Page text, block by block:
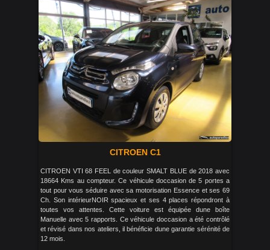
CITROEN C1
CITROEN VTI 68 FEEL de couleur SMALT BLUE de 2018 avec
18664 Kms au compteur. Ce véhicule doccasion de 5 portes a
tout pour vous séduire avec sa motorisation Essence et ses 69
Ch. Son intérieurNOIR spacieux et ses 4 places répondront à
toutes vos attentes. Cette voiture est équipée dune boîte
Manuelle avec 5 rapports. Ce véhicule doccasion a été contrôlé
et révisé dans nos ateliers, il bénéficie dune garantie sérénité de
12 mois.